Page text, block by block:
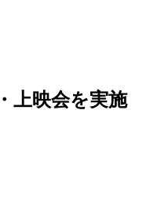
上映会を実施